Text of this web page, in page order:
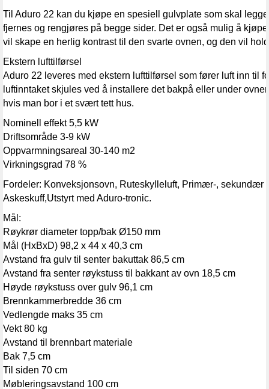
Til Aduro 22 kan du kjøpe en spesiell gulvplate som skal
fjernes og rengjøres på begge sider. Det er også mulig å
vil skape en herlig kontrast til den svarte ovnen, og den vil
Ekstern lufttilførsel
Aduro 22 leveres med ekstern lufttilførsel som fører luft inn til
luftinntaket skjules ved å installere det bakpå eller under
hvis man bor i et svært tett hus.
Nominell effekt 5,5 kW
Driftsområde 3-9 kW
Oppvarmningsareal 30-140 m2
Virkningsgrad 78 %
Fordeler: Konveksjonsovn, Ruteskylleluft, Primær-, sekundær
Askeskuff,Utstyrt med Aduro-tronic.
Mål:
Røykrør diameter topp/bak Ø150 mm
Mål (HxBxD) 98,2 x 44 x 40,3 cm
Avstand fra gulv til senter bakuttak 86,5 cm
Avstand fra senter røykstuss til bakkant av ovn 18,5 cm
Høyde røykstuss over gulv 96,1 cm
Brennkammerbredde 36 cm
Vedlengde maks 35 cm
Vekt 80 kg
Avstand til brennbart materiale
Bak 7,5 cm
Til siden 70 cm
Møbleringsavstand 100 cm